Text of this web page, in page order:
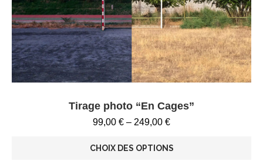
Tirage photo “En Cages”
99,00 € – 249,00 €
CHOIX DES OPTIONS